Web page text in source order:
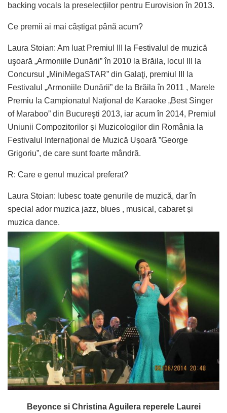
backing vocals la preselecțiilor pentru Eurovision în 2013.
Ce premii ai mai câștigat până acum?
Laura Stoian: Am luat Premiul III la Festivalul de muzică
uşoară „Armoniile Dunării” în 2010 la Brăila, locul III la
Concursul „MiniMegaSTAR” din Galaţi, premiul III la
Festivalul „Armoniile Dunării” de la Brăila în 2011 , Marele
Premiu la Campionatul Naţional de Karaoke „Best Singer
of Maraboo” din Bucureşti 2013, iar acum în 2014, Premiul
Uniunii Compozitorilor și Muzicologilor din România la
Festivalul Internațional de Muzică Ușoară ”George
Grigoriu”, de care sunt foarte mândră.
R: Care e genul muzical preferat?
Laura Stoian: Iubesc toate genurile de muzică, dar în
special ador muzica jazz, blues , musical, cabaret și
muzica dance.
Beyonce si Christina Aguilera reperele Laurei